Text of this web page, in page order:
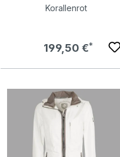
Korallenrot
Regulärer Preis:
199,50 €